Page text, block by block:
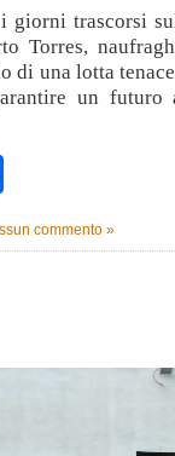
giorni trascorsi
Torres,
di una lotta
un
commento »